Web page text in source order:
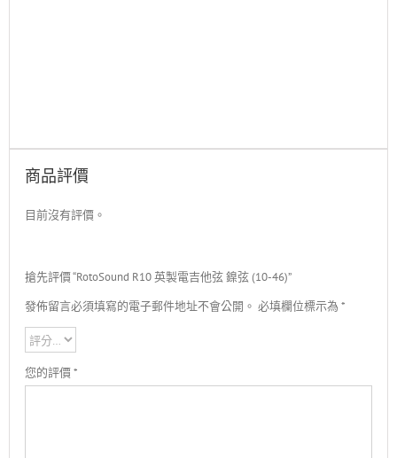
商品評價
目前沒有評價。
搶先評價 “RotoSound R10 英製電吉他弦 鎳弦 (10-46)”
發佈留言必須填寫的電子郵件地址不會公開。 必填欄位標示為*
您的評價*